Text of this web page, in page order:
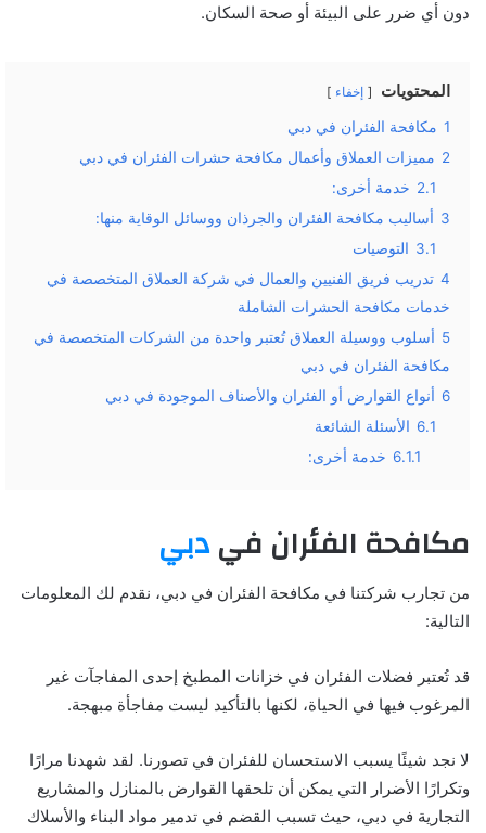
دون أي ضرر على البيئة أو صحة السكان.
المحتويات إخفاء
1 مكافحة الفئران في دبي
2 مميزات العملاق وأعمال مكافحة حشرات الفئران في دبي
2.1 خدمة أخرى:
3 أساليب مكافحة الفئران والجرذان ووسائل الوقاية منها:
3.1 التوصيات
4 تدريب فريق الفنيين والعمال في شركة العملاق المتخصصة في
خدمات مكافحة الحشرات الشاملة
5 أسلوب ووسيلة العملاق تُعتبر واحدة من الشركات المتخصصة في
مكافحة الفئران في دبي
6 أنواع القوارض أو الفئران والأصناف الموجودة في دبي
6.1 الأسئلة الشائعة
6.1.1 خدمة أخرى:
مكافحة الفئران فيدبي
من تجارب شركتنا في مكافحة الفئران في دبي، نقدم لك المعلومات
التالية:
قد تُعتبر فضلات الفئران في خزانات المطبخ إحدى المفاجآت غير
المرغوب فيها في الحياة، لكنها بالتأكيد ليست مفاجأة مبهجة.
لا نجد شيئًا يسبب الاستحسان للفئران في تصورنا. لقد شهدنا مرارًا
وتكرارًا الأضرار التي يمكن أن تلحقها القوارض بالمنازل والمشاريع
التجارية في دبي، حيث تسبب القضم في تدمير مواد البناء والأسلاك